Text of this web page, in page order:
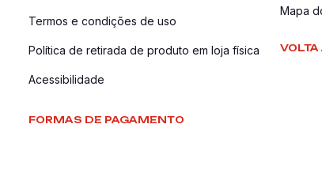
Termos e condições de uso
Política de retirada de produto em loja física
Acessibilidade
Mapa
FORMAS DE PAGAMENTO